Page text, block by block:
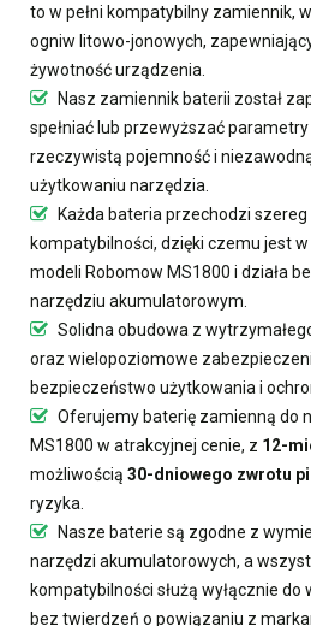
to w pełni kompatybilny zamiennik,
ogniw litowo-jonowych,
żywotność urządzenia.
Nasz zamiennik baterii został
spełniać lub przewyższać
rzeczywistą pojemność i
użytkowaniu narzędzia.
Każda bateria przechodzi
kompatybilności, dzięki czemu jest
modeli Robomow MS1800 i działa
narzędziu akumulatorowym.
Solidna obudowa z
oraz wielopoziomowe
bezpieczeństwo użytkowania i
Oferujemybaterię zamienną do
MS1800 w atrakcyjnej cenie, z 12-
możliwością 30-dniowego zwrotu
ryzyka.
Nasze baterie są zgodne z
narzędzi akumulatorowych, a
kompatybilności służą wyłącznie
bez twierdzeń o powiązaniu z